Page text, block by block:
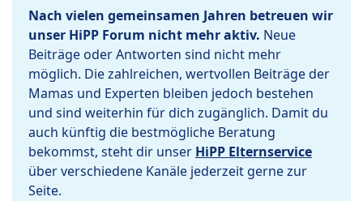
Nach vielen gemeinsamen Jahren betreuen wir
unser HiPP Forum nicht mehr aktiv. Neue
Beiträge oder Antworten sind nicht mehr
möglich. Die zahlreichen, wertvollen Beiträge der
Mamas und Experten bleiben jedoch bestehen
und sind weiterhin für dich zugänglich. Damit du
auch künftig die bestmögliche Beratung
bekommst, steht dir unser HiPP Elternservice
über verschiedene Kanäle jederzeit gerne zur
Seite.